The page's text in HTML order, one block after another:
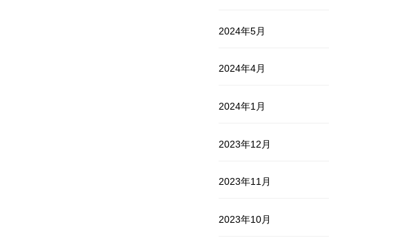
2024年5月
2024年4月
2024年1月
2023年12月
2023年11月
2023年10月